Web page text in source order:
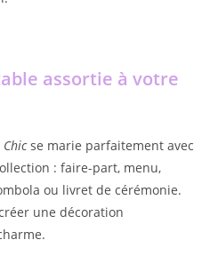
assortie à votre
se marie parfaitement avec
: faire-part, menu,
ou livret de cérémonie.
une décoration